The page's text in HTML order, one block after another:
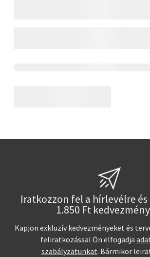
Iratkozzon fel a hírlevélre
1.850 Ft
Kapjon exkluzív kedvezményeket és
feliratkozással Ön elfogadja
szabályzatunkat. Bármikor